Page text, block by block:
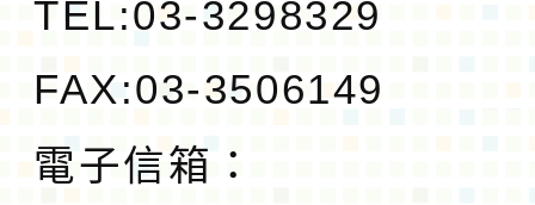
TEL:03-3298329
FAX:03-3506149
電子信箱：